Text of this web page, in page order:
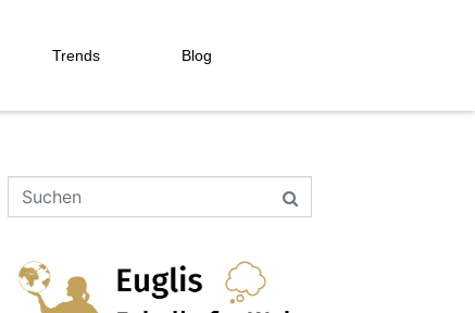
Trends Blog